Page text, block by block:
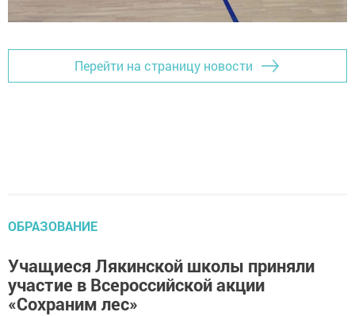
Перейти на страницу новости
ОБРАЗОВАНИЕ
Учащиеся Лякинской школы приняли
участие в Всероссийской акции
«Сохраним лес»